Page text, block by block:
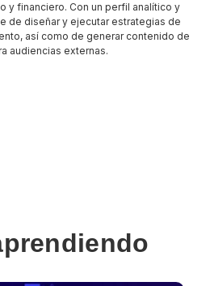
y financiero. Con un perfil analítico y
de diseñar y ejecutar estrategias de
así como de generar contenido de
audiencias externas.